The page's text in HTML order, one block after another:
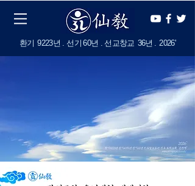
​환기 9223년 . 선기 60년 . 선교창교 36년 . 2026'